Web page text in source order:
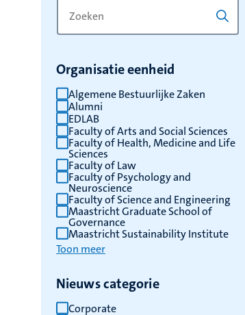
trefwoord
Organisatie eenheid
Algemene Bestuurlijke Zaken
Alumni
EDLAB
Faculty of Arts and Social Sciences
Faculty of Health, Medicine and Life
Sciences
Faculty of Law
Faculty of Psychology and
Neuroscience
Faculty of Science and Engineering
Maastricht Graduate School of
Governance
Maastricht Sustainability Institute
Toon meer
Nieuws categorie
Corporate